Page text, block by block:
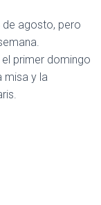
de agosto, pero
primer domingo
misa y la